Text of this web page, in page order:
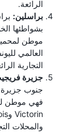
الرائعة.
براسلين:
بشواطئها
العالمي
التجارية
جزيرة
جنوب جزيرة
والمحلات